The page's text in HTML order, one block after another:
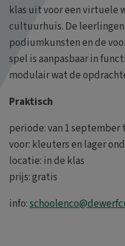
klas uit voor een virtuele
cultuurhuis. De
podiumkunsten en de
spel is aanpasbaar in
modulair wat de
Praktisch
periode: van 1 september
voor: kleuters en lager
locatie: in de klas
prijs: gratis
info: